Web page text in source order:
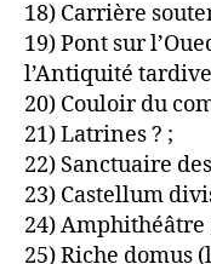
18) Carrière
19) Pont sur
l’Antiquité tardive
20) Couloir du
21) Latrines ? ;
22) Sanctuaire
23) Castellum
24) Amphithéâtre
25) Riche domus